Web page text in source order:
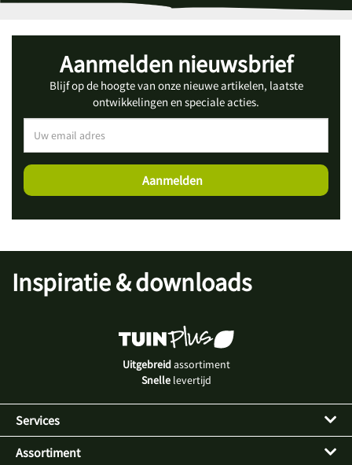
Aanmelden nieuwsbrief
Blijf op de hoogte van onze nieuwe artikelen, laatste
ontwikkelingen en speciale acties.
Inspiratie & downloads
Uitgebreid assortiment
Snellelevertijd
Services
Assortiment